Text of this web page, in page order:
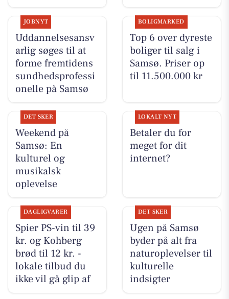
JOBNYT
Uddannelsesansv
arlig søges til at
forme fremtidens
sundhedsprofessi
onelle på Samsø
BOLIGMARKED
Top 6 over dyreste
boliger til salg i
Samsø. Priser op
til 11.500.000 kr
DET SKER
Weekend på
Samsø: En
kulturel og
musikalsk
oplevelse
LOKALT NYT
Betaler du for
meget for dit
internet?
DAGLIGVARER
Spier PS-vin til 39
kr. og Kohberg
brød til 12 kr. -
lokale tilbud du
ikke vil gå glip af
DET SKER
Ugen på Samsø
byder på alt fra
naturoplevelser til
kulturelle
indsigter